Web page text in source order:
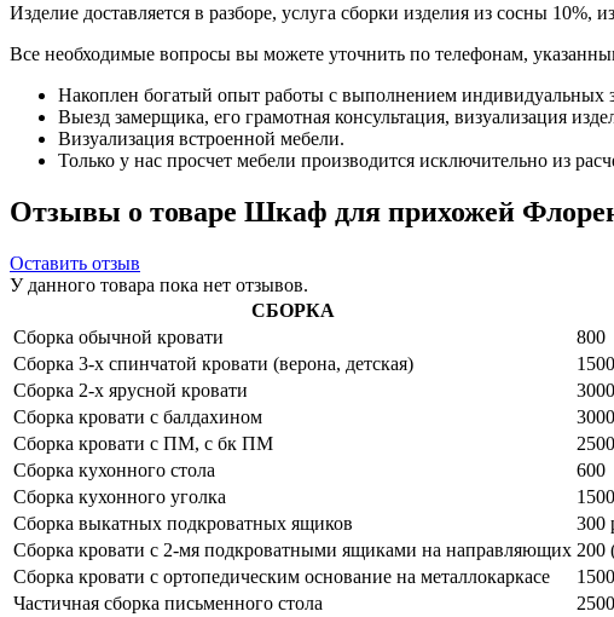
Изделие доставляется в разборе, услуга сборки изделия из сосны
Все необходимые вопросы вы можете уточнить по телефонам,
Накоплен богатый опыт работы с выполнением индивидуальных
Выезд замерщика, его грамотная консультация, визуализация
Визуализация встроенной мебели.
Только у нас просчет мебели производится исключительно из
Отзывы о товаре Шкаф для прихожей
Оставить отзыв
У данного товара пока нет отзывов.
СБОРКА
Сборка обычной кровати
800
Сборка 3-х спинчатой кровати (верона, детская)
1500
Сборка 2-х ярусной кровати
3000
Сборка кровати с балдахином
3000
Сборка кровати с ПМ, с бк ПМ
2500
Сборка кухонного стола
600
Сборка кухонного уголка
1500
Сборка выкатных подкроватных ящиков
300
Сборка кровати с 2-мя подкроватными ящиками на направляющих 200
Сборка кровати с ортопедическим основание на металлокаркасе
1500
Частичная сборка письменного стола
2500